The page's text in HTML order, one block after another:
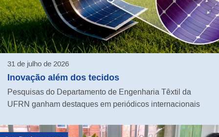
31 de julho de 2026
Inovação além dos tecidos
Pesquisas do Departamento de Engenharia Têxtil da
UFRN ganham destaques em periódicos internacionais